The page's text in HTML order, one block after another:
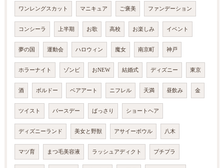
ワンレングスカット マニキュア ご褒美 ファンデーション
コンシーラ 上半期 お歌 高校 お楽しみ イベント
夢の国 運動会 ハロウィン 魔女 南京町 神戸
ホラーナイト ゾンビ おNEW 結婚式 ディズニー 東京
酒 ボルドー ベアアート ニフレル 天満 昼飲み 金
ツイスト バースデー ばっさり ショートヘア
ディズニーランド 美女と野獣 アサイーボウル 八木
マツ育 まつ毛美容液 ラッシュアディクト プチプラ